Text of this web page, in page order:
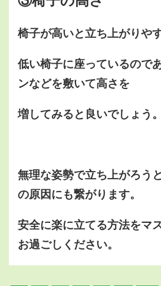
椅子が高いと立ち上がりや
低い椅子に座っているので
ンなどを敷いて高さを
増してみると良いでしょう。
無理な姿勢で立ち上がろう
の原因にも繋がります。
安全に楽に立てる方法をマ
お過ごしください。